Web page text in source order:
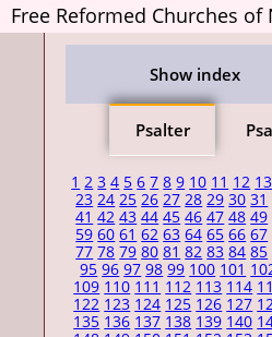
Free Reformed Churches
Show index
Psalter
1 2 3 4 5 6 7 8 9 10 11 12 13
23 24 25 26 27 28 29 30 31
41 42 43 44 45 46 47 48 49
59 60 61 62 63 64 65 66 67
77 78 79 80 81 82 83 84 85
95 96 97 98 99 100 101
109 110 111 112 113 114
122 123 124 125 126 127
135 136 137 138 139 140